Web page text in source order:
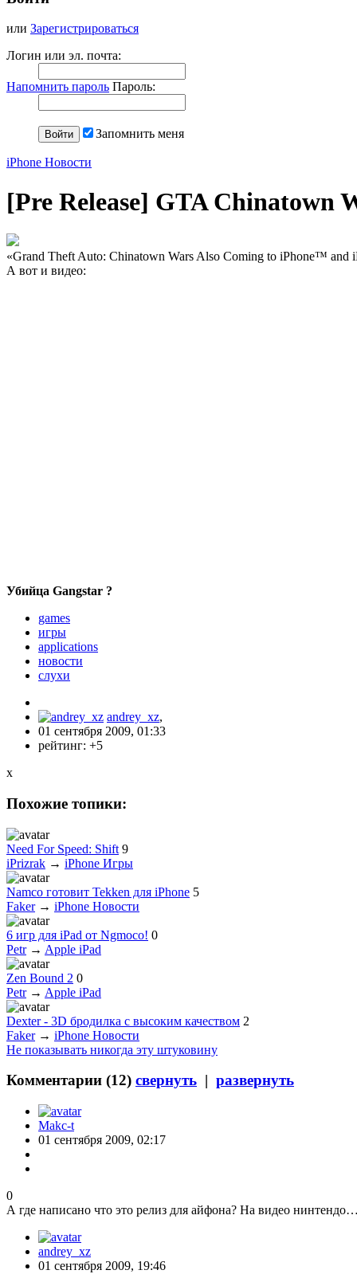
или Зарегистрироваться
Логин или эл. почта:
Напомнить пароль Пароль:
Запомнить меня
iPhone Новости
[Pre Release] GTA Chinatown
«Grand Theft Auto: Chinatown Wars Also Coming to iPhone™
А вот и видео:
Убийца Gangstar ?
games
игры
applications
новости
слухи
andrey_xz,
01 сентября 2009, 01:33
рейтинг: +5
x
Похожие топики:
Need For Speed: Shift 9
iPrizrak → iPhone Игры
Namco готовит Tekken для iPhone 5
Faker→ iPhone Новости
6 игр для iPad от Ngmoco! 0
Petr→ Apple iPad
Zen Bound 2 0
Petr→ Apple iPad
Dexter - 3D бродилка с высоким качеством 2
Faker→ iPhone Новости
Не показывать никогда эту штуковину
Комментарии (12) свернуть | развернуть
Makc-t
01 сентября 2009, 02:17
0
А где написано что это релиз для айфона? На видео
andrey_xz
01 сентября 2009, 19:46